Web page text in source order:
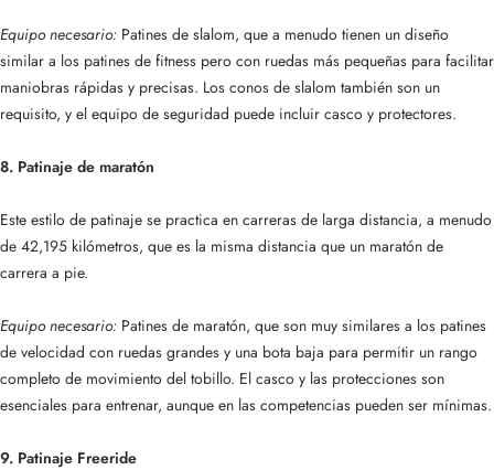
Equipo necesario: Patines de slalom, que a menudo tienen un diseño
similar a los patines de fitness pero con ruedas más pequeñas para facilitar
maniobras rápidas y precisas. Los conos de slalom también son un
requisito, y el equipo de seguridad puede incluir casco y protectores.
8. Patinaje de maratón
Este estilo de patinaje se practica en carreras de larga distancia, a menudo
de 42,195 kilómetros, que es la misma distancia que un maratón de
carrera a pie.
Equipo necesario: Patines de maratón, que son muy similares a los patines
de velocidad con ruedas grandes y una bota baja para permitir un rango
completo de movimiento del tobillo. El casco y las protecciones son
esenciales para entrenar, aunque en las competencias pueden ser mínimas.
9. Patinaje Freeride